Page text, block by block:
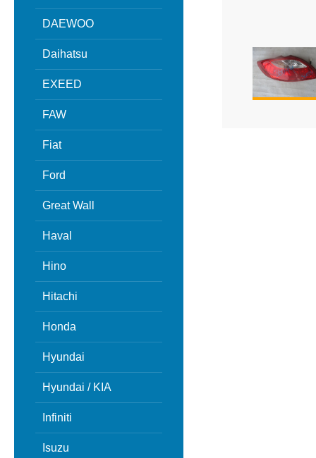
DAEWOO
Daihatsu
EXEED
FAW
Fiat
Ford
Great Wall
Haval
Hino
Hitachi
Honda
Hyundai
Hyundai / KIA
Infiniti
Isuzu